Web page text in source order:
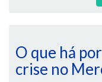
O que há
crise no